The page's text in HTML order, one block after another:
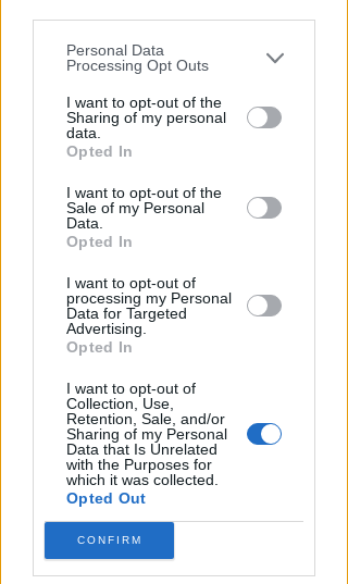
You may separately opt-out of the further
disclosure of your personal information
by third parties on the IAB’s list of
downstream participants.
by us to third parties on the IAB’s List of
Downstream Participants that may
further disclose it to other third parties.
Personal Data
Processing Opt Outs
I want to opt-out of the
Sharing of my personal
data.
Opted In
I want to opt-out of the
Sale of my Personal
Data.
Opted In
I want to opt-out of
processing my Personal
Data for Targeted
Advertising.
Opted In
I want to opt-out of
Collection, Use,
Retention, Sale, and/or
Sharing of my Personal
Data that Is Unrelated
with the Purposes for
which it was collected.
Opted Out
CONFIRM
OLTRE MILLE METRI
Nuova casa per i gatti dell'ex
caserma. Saranno trasferiti in
via Feleto
Redazione